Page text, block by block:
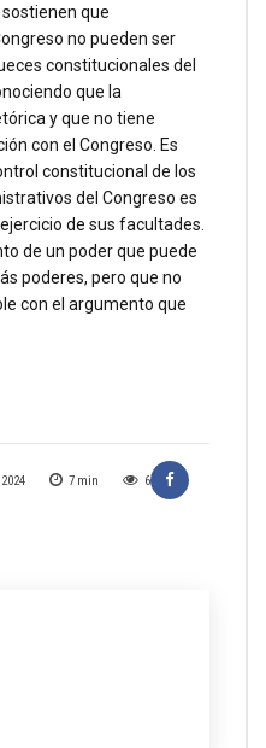
7 min 6
que
no pueden ser
constitucionales del
que la
y que no tiene
con el Congreso. Es
constitucional de los
del Congreso es
de sus facultades.
de un poder que puede
poderes, pero que no
con el argumento que